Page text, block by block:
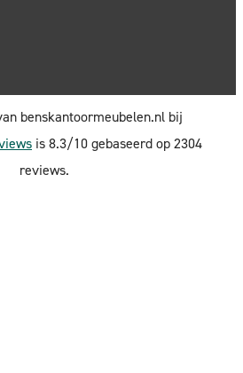
benskantoormeubelen.nl bij
is 8.3/10 gebaseerd op 2304
reviews.